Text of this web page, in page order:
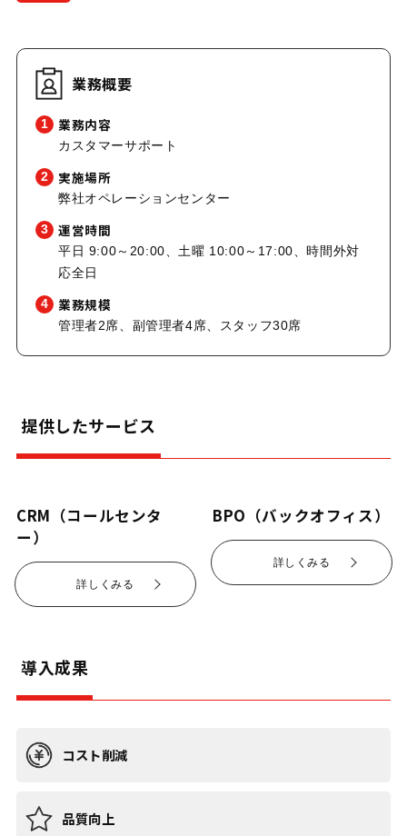
業務概要
1 業務内容
カスタマーサポート
2 実施場所
弊社オペレーションセンター
3 運営時間
平日 9:00～20:00、土曜 10:00～17:00、時間外対
応全日
4 業務規模
管理者2席、副管理者4席、スタッフ30席
提供したサービス
CRM（コールセンタ
ー）
詳しくみる
BPO（バックオフィス）
詳しくみる
導入成果
コスト削減
品質向上